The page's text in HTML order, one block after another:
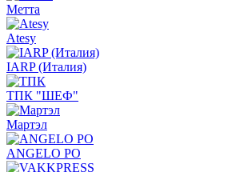
Метта
Atesy
IARP (Италия)
ТПК "ШЕФ"
Мартэл
ANGELO PO